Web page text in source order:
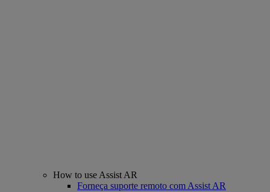
How to use Assist AR
Forneça suporte remoto com Assist AR